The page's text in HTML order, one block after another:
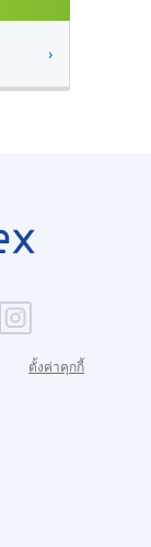
ตั้งค่าคุกกี้